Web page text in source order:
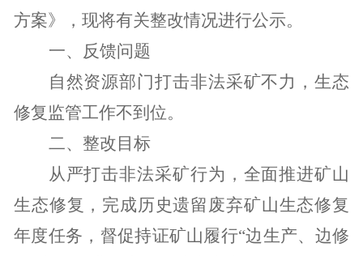
方案》，现将有关整改情况进行公示。
一、反馈问题
自然资源部门打击非法采矿不力，生态
修复监管工作不到位。
二、整改目标
从严打击非法采矿行为，全面推进矿山
生态修复，完成历史遗留废弃矿山生态修复
年度任务，督促持证矿山履行“边生产、边修